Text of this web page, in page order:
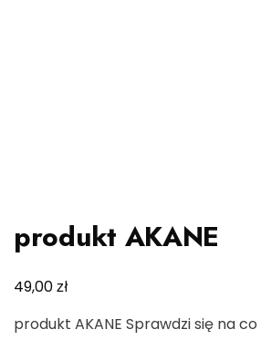
produkt AKANE
49,00zł
produkt AKANE Sprawdzi się na co